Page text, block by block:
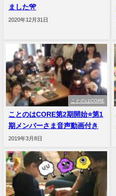
ました🎌
2020年12月31日
ことのはCORE
ことのはCORE第2期開始⭐️第1
期メンバーさま音声動画付き
2019年3月8日